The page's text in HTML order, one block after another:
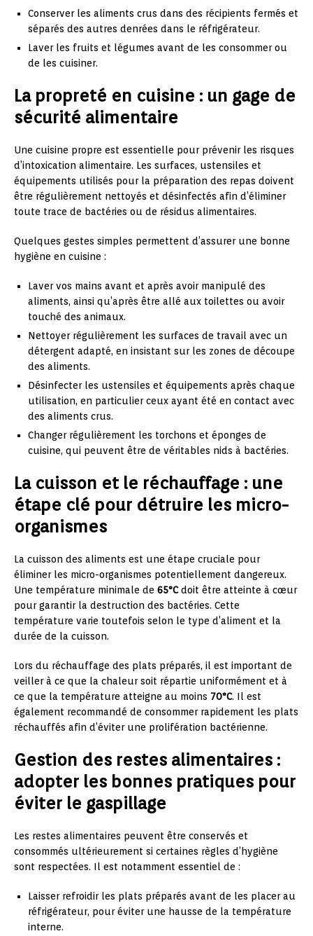
Conserver les aliments crus dans des récipients fermés et
séparés des autres denrées dans le réfrigérateur.
Laver les fruits et légumes avant de les consommer ou
de les cuisiner.
La propreté en cuisine : un gage de
sécurité alimentaire
Une cuisine propre est essentielle pour prévenir les risques
d’intoxication alimentaire. Les surfaces, ustensiles et
équipements utilisés pour la préparation des repas doivent
être régulièrement nettoyés et désinfectés afin d’éliminer
toute trace de bactéries ou de résidus alimentaires.
Quelques gestes simples permettent d’assurer une bonne
hygiène en cuisine :
Laver vos mains avant et après avoir manipulé des
aliments, ainsi qu’après être allé aux toilettes ou avoir
touché des animaux.
Nettoyer régulièrement les surfaces de travail avec un
détergent adapté, en insistant sur les zones de découpe
des aliments.
Désinfecter les ustensiles et équipements après chaque
utilisation, en particulier ceux ayant été en contact avec
des aliments crus.
Changer régulièrement les torchons et éponges de
cuisine, qui peuvent être de véritables nids à bactéries.
La cuisson et le réchauffage : une
étape clé pour détruire les micro-
organismes
La cuisson des aliments est une étape cruciale pour
éliminer les micro-organismes potentiellement dangereux.
Une température minimale de 65°Cdoit être atteinte à cœur
pour garantir la destruction des bactéries. Cette
température varie toutefois selon le type d’aliment et la
durée de la cuisson.
Lors du réchauffage des plats préparés, il est important de
veiller à ce que la chaleur soit répartie uniformément et à
ce que la température atteigne au moins 70°C. Il est
également recommandé de consommer rapidement les plats
réchauffés afin d’éviter une prolifération bactérienne.
Gestion des restes alimentaires :
adopter les bonnes pratiques pour
éviter le gaspillage
Les restes alimentaires peuvent être conservés et
consommés ultérieurement si certaines règles d’hygiène
sont respectées. Il est notamment essentiel de :
Laisser refroidir les plats préparés avant de les placer au
réfrigérateur, pour éviter une hausse de la température
interne.